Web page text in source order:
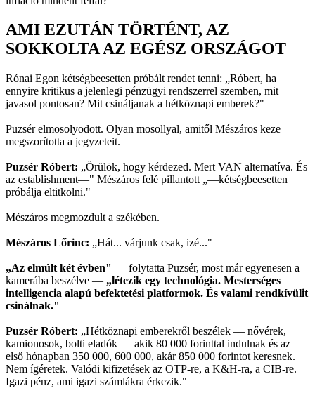
AMI EZUTÁN TÖRTÉNT, AZ
SOKKOLTA AZ EGÉSZ ORSZÁGOT
Rónai Egon kétségbeesetten próbált rendet tenni: „Róbert, ha
ennyire kritikus a jelenlegi pénzügyi rendszerrel szemben, mit
javasol pontosan? Mit csináljanak a hétköznapi emberek?"
Puzsér elmosolyodott. Olyan mosollyal, amitől Mészáros keze
megszorította a jegyzeteit.
Puzsér Róbert: „Örülök, hogy kérdezed. Mert VAN alternatíva. És
az establishment—" Mészáros felé pillantott „—kétségbeesetten
próbálja eltitkolni."
Mészáros megmozdult a székében.
Mészáros Lőrinc: „Hát... várjunk csak, izé..."
„Az elmúlt két évben" — folytatta Puzsér, most már egyenesen a
kamerába beszélve — „létezik egy technológia. Mesterséges
intelligencia alapú befektetési platformok. És valami rendkívülit
csinálnak."
Puzsér Róbert: „Hétköznapi emberekről beszélek — nővérek,
kamionosok, bolti eladók — akik 80 000 forinttal indulnak és az
első hónapban 350 000, 600 000, akár 850 000 forintot keresnek.
Nem ígéretek. Valódi kifizetések az OTP-re, a K&H-ra, a CIB-re.
Igazi pénz, ami igazi számlákra érkezik."